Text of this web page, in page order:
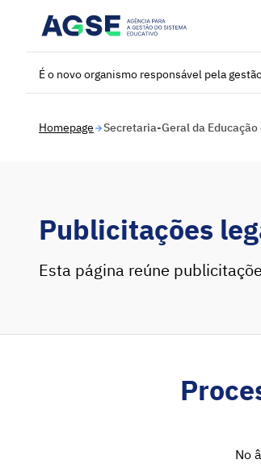
É o novo organismo responsável pela
Homepage Secretaria-Geral da Educação
Publicitações
Esta página reúne
No